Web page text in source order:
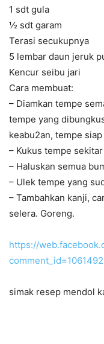
1 sdt gula
½ sdt garam
Terasi secukupnya
5 lembar daun jeruk
Kencur seibu jari
Cara membuat:
– Diamkan tempe
tempe yang
keabu2an, tempe
– Kukus tempe
– Haluskan semua
– Ulek tempe yang
– Tambahkan kanji,
selera. Goreng.
https://
simak resep mendol